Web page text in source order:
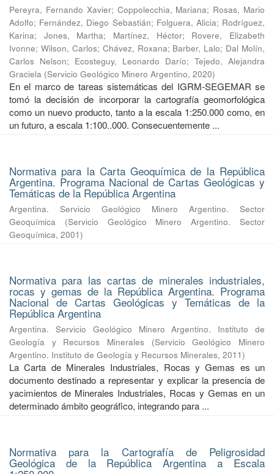
Pereyra, Fernando Xavier; Coppolecchia, Mariana; Rosas, Mario
Adolfo; Fernández, Diego Sebastián; Folguera, Alicia; Rodríguez,
Karina; Jones, Martha; Martínez, Héctor; Rovere, Elizabeth
Ivonne; Wilson, Carlos; Chávez, Roxana; Barber, Lalo; Dal Molín,
Carlos Nelson; Ecosteguy, Leonardo Darío; Tejedo, Alejandra
Graciela (Servicio Geológico Minero Argentino, 2020)
En el marco de tareas sistemáticas del IGRM-SEGEMAR se
tomó la decisión de incorporar la cartografía geomorfológica
como un nuevo producto, tanto a la escala 1:250.000 como, en
un futuro, a escala 1:100..000. Consecuentemente ...
Normativa para la Carta Geoquímica de la República
Argentina. Programa Nacional de Cartas Geológicas y
Temáticas de la República Argentina
Argentina. Servicio Geológico Minero Argentino. Sector
Geoquímica
(Servicio Geológico Minero Argentino. Sector
Geoquímica, 2001)
Normativa para las cartas de minerales industriales,
rocas y gemas de la República Argentina. Programa
Nacional de Cartas Geológicas y Temáticas de la
República Argentina
Argentina. Servicio Geológico Minero Argentino. Instituto de
Geología y Recursos Minerales
(Servicio Geológico Minero
Argentino. Instituto de Geología y Recursos Minerales, 2011)
La Carta de Minerales Industriales, Rocas y Gemas es un
documento destinado a representar y explicar la presencia de
yacimientos de Minerales Industriales, Rocas y Gemas en un
determinado ámbito geográfico, integrando para ...
Normativa para la Cartografía de Peligrosidad
Geológica de la República Argentina a Escala